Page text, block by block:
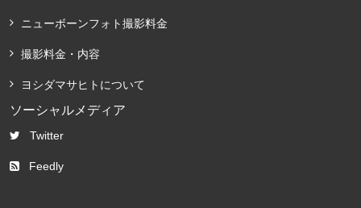
ニューボーンフォト撮影料金
撮影料金・内容
ヨシダマサヒトについて
ソーシャルメディア
Twitter
Feedly